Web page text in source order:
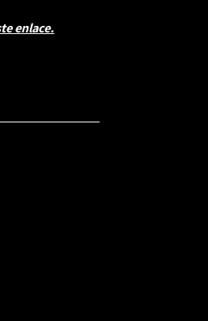
enlace.